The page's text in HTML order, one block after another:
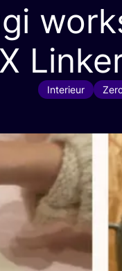
X
Interieur